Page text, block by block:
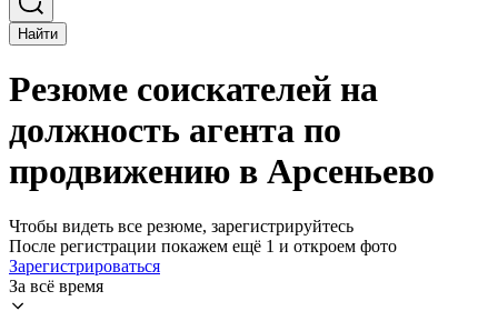
Найти
Резюме соискателей на
должность агента по
продвижению в Арсеньево
Чтобы видеть все резюме, зарегистрируйтесь
После регистрации покажем ещё 1 и откроем фото
Зарегистрироваться
За всё время